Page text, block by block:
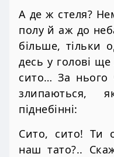
А де ж стеля?
полу й аж до
більше, тільки
десь у голові
сито… За нього
злипаються,
піднебінні:
Сито, сито! Ти
наш тато?..